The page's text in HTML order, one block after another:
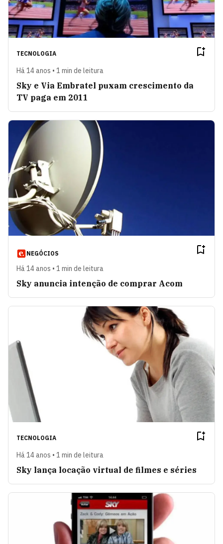
TECNOLOGIA
Há 14 anos • 1 min de leitura
Sky e Via Embratel puxam crescimento da
TV paga em 2011
NEGÓCIOS
Há 14 anos • 1 min de leitura
Sky anuncia intenção de comprar Acom
TECNOLOGIA
Há 14 anos • 1 min de leitura
Sky lança locação virtual de filmes e séries